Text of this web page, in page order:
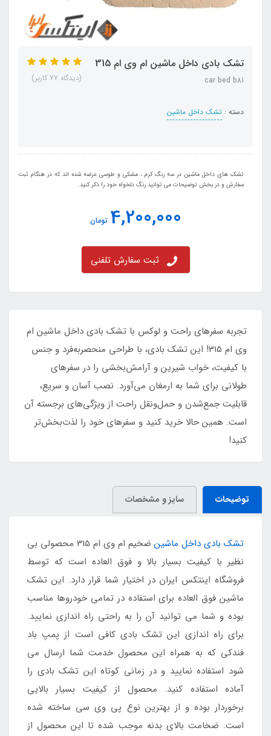
تشک بادی داخل ماشین ام وی ام 315
car bed b81
دسته : تشک داخل ماشین
(دیدگاه 77 کاربر)
تشک های داخل ماشین در سه رنگ کرم ، مشکی و طوسی عرضه شده اند که در هنگام ثبت
سفارش و در بخش توضیحات می توانید رنگ دلخواه خود را ذکر کنید.
4,200,000 تومان
ثبت سفارش تلفنی
تجربه سفرهای راحت و لوکس با تشک بادی داخل ماشین ام
وی ام 315! این تشک بادی، با طراحی منحصربه‌فرد و جنس
با کیفیت، خواب شیرین و آرامش‌بخشی را در سفرهای
طولانی برای شما به ارمغان می‌آورد. نصب آسان و سریع،
قابلیت جمع‌شدن و حمل‌ونقل راحت از ویژگی‌های برجسته آن
است. همین حالا خرید کنید و سفرهای خود را لذت‌بخش‌تر
کنید!
توضیحات سایز و مشخصات
تشک بادی داخل ماشین
ضخیم ام وی ام 315 محصولی بی
نظیر با کیفیت بسیار بالا و فوق العاده است که توسط
فروشگاه اینتکس ایران در اختیار شما قرار دارد. این تشک
ماشین فوق العاده برای استفاده در تمامی خودروها مناسب
بوده و شما می توانید آن را به راحتی راه اندازی نمایید.
برای راه اندازی این تشک بادی کافی است از پمپ باد
فندکی که به همراه این محصول خدمت شما ارسال می
شود استفاده نمایید و در زمانی کوتاه این تشک بادی را
آماده استفاده کنید. محصول از کیفیت بسیار بالایی
برخوردار بوده و از بهترین نوع پی وی سی ساخته شده
است. ضخامت بالای بدنه موجب شده تا این محصول از